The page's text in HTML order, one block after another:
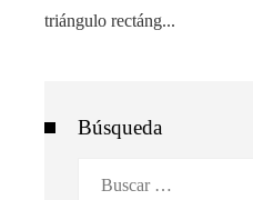
triángulo rectáng...
Búsqueda